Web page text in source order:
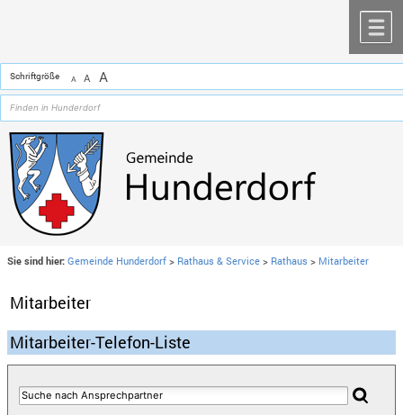
Schriftgröße A A A
Sie sind hier: Gemeinde Hunderdorf > Rathaus & Service > Rathaus > Mitarbeiter
Mitarbeiter
Mitarbeiter-Telefon-Liste